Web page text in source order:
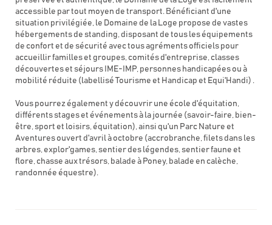
accessible par tout moyen de transport. Bénéficiant d'une
situation privilégiée, le Domaine de la Loge propose de vastes
hébergements de standing, disposant de tous les équipements
de confort et de sécurité avec tous agréments officiels pour
accueillir familles et groupes, comités d'entreprise, classes
découvertes et séjours IME-IMP, personnes handicapées ou à
mobilité réduite (labellisé Tourisme et Handicap et Equi'Handi) .
Vous pourrez également y découvrir une école d'équitation,
différents stages et événements à la journée (savoir-faire, bien-
être, sport et loisirs, équitation), ainsi qu'un Parc Nature et
Aventures ouvert d'avril à octobre (accrobranche, filets dans les
arbres, explor'games, sentier des légendes, sentier faune et
flore, chasse aux trésors, balade à Poney, balade en calèche,
randonnée équestre).